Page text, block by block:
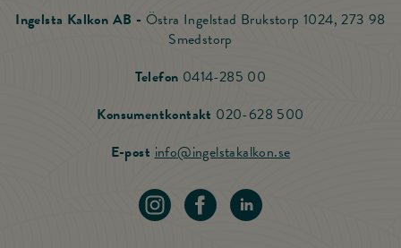
Ingelsta Kalkon AB - Östra Ingelstad Brukstorp 1024, 273 98
Smedstorp
Telefon 0414-285 00
Konsumentkontakt 020-628 500
E-postinfo@ingelstakalkon.seSkicka mail till